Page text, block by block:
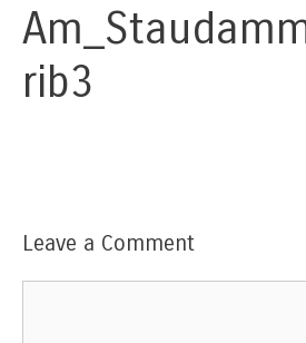
rib3
Leave a Comment